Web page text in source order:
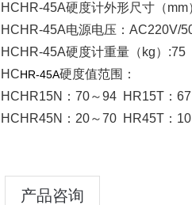
HCHR-45A硬度计外形尺寸（
HCHR-45A电源电压：AC220V/
HCHR-45A硬度计重量（kg）:75
HCHR-45A硬度值范围：
HCHR15N ：70～94 HR15T：
HCHR45N ：20～70 HR45T：
产品咨询